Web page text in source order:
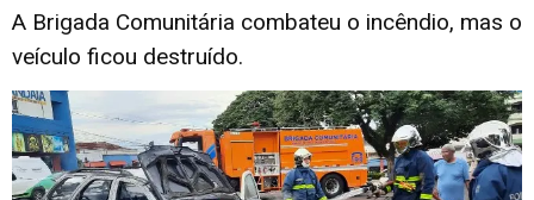
A Brigada Comunitária combateu o incêndio, mas o
veículo ficou destruído.